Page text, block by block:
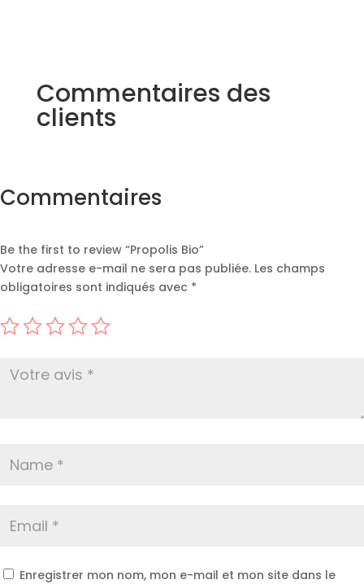
Commentaires des
clients
Commentaires
Be the first to review “Propolis Bio”
Votre adresse e-mail ne sera pas publiée. Les champs
obligatoires sont indiqués avec *
Enregistrer mon nom, mon e-mail et mon site dans le